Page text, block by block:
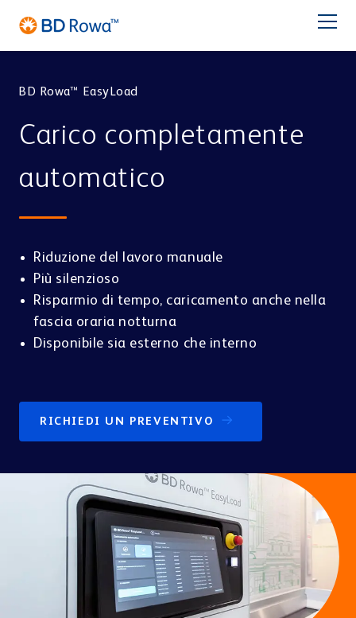
日本語
PRODOTTI
BD Rowa™ EasyLoad
CONSULENZA & VENDITA
BD Rowa™ Pickup
BLISTERAGGIO & DISPENSAZIONE
SETTORI
Centro di Distribuzione Centro di Blisteraggio
Pharma & Cosmetica Altri settori
Micro Fulfillment Center
e-Cargo e Last Mile
Assistenza
Chi Siamo
BD Rowa
Sostenibilità
BD Rowa™ EasyLoad
Carico completamente
automatico
Riduzione del lavoro manuale
Più silenzioso
Risparmio di tempo, caricamento anche nella
fascia oraria notturna
Disponibile sia esterno che interno
RICHIEDI UN PREVENTIVO